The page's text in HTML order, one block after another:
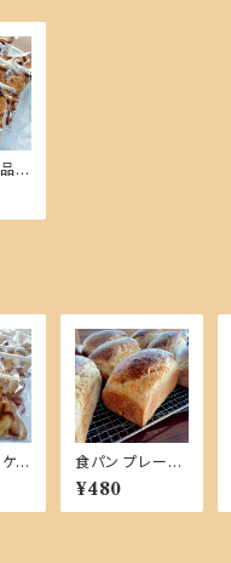
商
ケ
食パン プレーン
【単品商品】
¥480